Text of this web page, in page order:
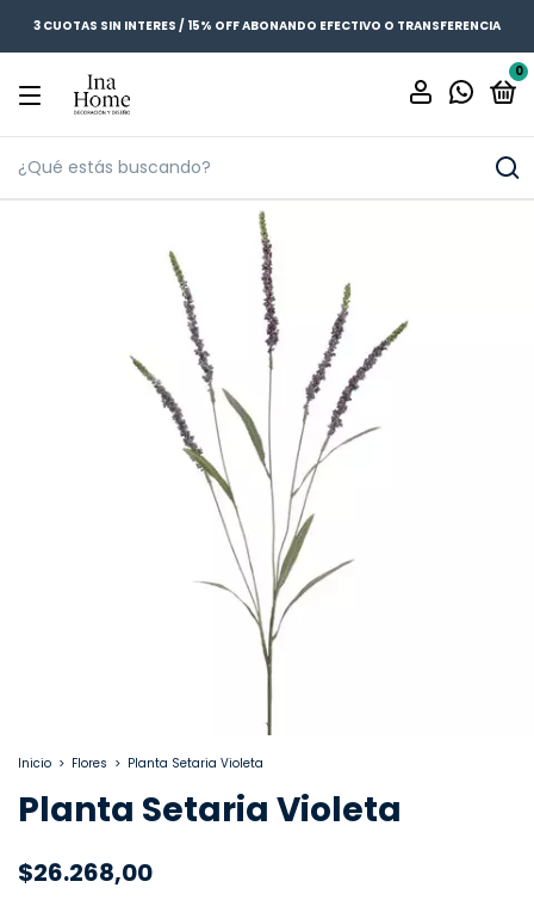
3 CUOTAS SIN INTERES / 15% OFF ABONANDO EFECTIVO O TRANSFERENCIA
0
Inicio > Flores > Planta Setaria Violeta
Planta Setaria Violeta
$26.268,00